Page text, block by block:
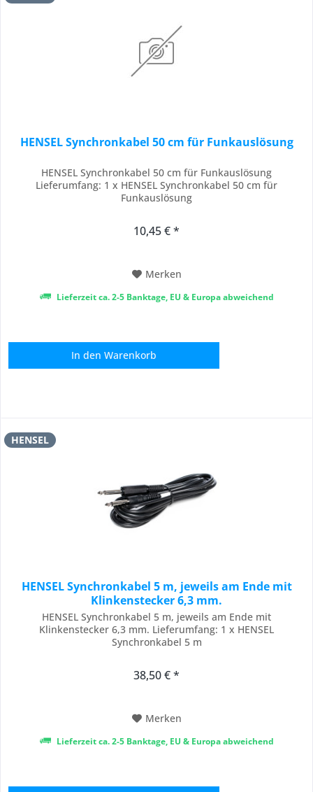
HENSEL Synchronkabel 50 cm für Funkauslösung
HENSEL Synchronkabel 50 cm für Funkauslösung
Lieferumfang: 1 x HENSEL Synchronkabel 50 cm für
Funkauslösung
10,45 € *
Merken
Lieferzeit ca. 2-5 Banktage, EU & Europa abweichend
In den Warenkorb
HENSEL
HENSEL Synchronkabel 5 m, jeweils am Ende mit
Klinkenstecker 6,3 mm.
HENSEL Synchronkabel 5 m, jeweils am Ende mit
Klinkenstecker 6,3 mm. Lieferumfang: 1 x HENSEL
Synchronkabel 5 m
38,50 € *
Merken
Lieferzeit ca. 2-5 Banktage, EU & Europa abweichend